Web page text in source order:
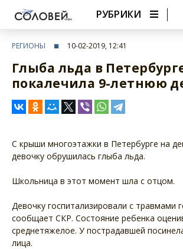
РУБРИКИ
РЕГИОНЫ 10-02-2019, 12:41
Глыба льда в
покалечила 9-летнюю
С крыши многоэтажки в Петербурге на
девочку обрушилась глыба льда.
Школьница в этот момент шла с отцом.
Девочку госпитализировали с травмами
сообщает СКР. Состояние ребенка
среднетяжелое. У пострадавшей
лица.